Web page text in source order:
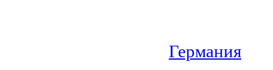
Германия